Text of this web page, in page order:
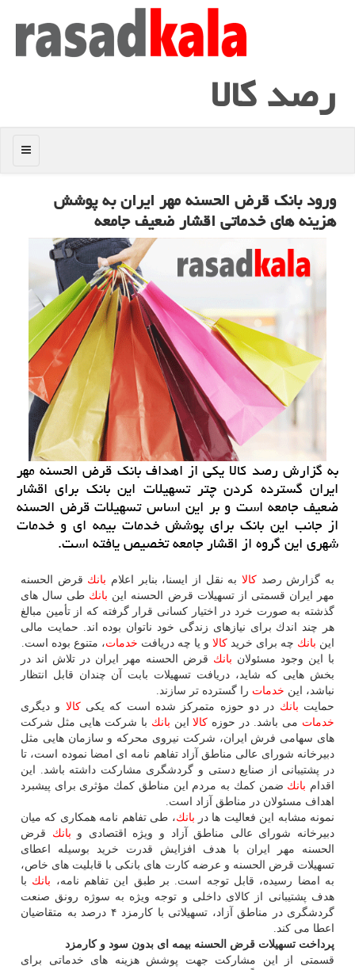
رصد كالا
منو
ورود بانك قرض الحسنه مهر ایران به پوشش
هزینه های خدماتی اقشار ضعیف جامعه
به گزارش رصد كالا یكی از اهداف بانك قرض الحسنه مهر
ایران گسترده كردن چتر تسهیلات این بانك برای اقشار
ضعیف جامعه است و بر این اساس تسهیلات قرض الحسنه
از جانب این بانك برای پوشش خدمات بیمه ای و خدمات
شهری این گروه از اقشار جامعه تخصیص یافته است.
به گزارش رصد كالابه نقل از ایسنا، بنابر اعلام بانك قرض الحسنه
مهر ایران قسمتی از تسهیلات قرض الحسنه این بانك طی سال های
گذشته به صورت خرد در اختیار كسانی قرار گرفته كه از تأمین مبالغ
هر چند اندك برای نیازهای زندگی خود ناتوان بوده اند. حمایت مالی
این بانك چه برای خرید كالا و یا چه دریافت خدمات، متنوع بوده است.
با این وجود مسئولان بانك قرض الحسنه مهر ایران در تلاش اند در
بخش هایی كه شاید، دریافت تسهیلات بابت آن چندان قابل انتظار
نباشد، این خدمات را گسترده تر سازند.
حمایت بانك در دو حوزه متمركز شده است كه یكیكالا و دیگری
خدمات می باشد. در حوزه كالااین بانك با شركت هایی مثل شركت
های سهامی فرش ایران، شركت نیروی محركه و سازمان هایی مثل
دبیرخانه شورای عالی مناطق آزاد تفاهم نامه ای امضا نموده است، تا
در پشتیبانی از صنایع دستی و گردشگری مشاركت داشته باشد. این
اقدام بانك ضمن كمك به مردم این مناطق كمك مؤثری برای پیشبرد
اهداف مسئولان در مناطق آزاد است.
نمونه مشابه این فعالیت ها در بانك، طی تفاهم نامه همكاری كه میان
دبیرخانه شورای عالی مناطق آزاد و ویژه اقتصادی و بانك قرض
الحسنه مهر ایران با هدف افزایش قدرت خرید بوسیله اعطای
تسهیلات قرض الحسنه و عرضه كارت های بانكی با قابلیت های خاص،
به امضا رسیده، قابل توجه است. بر طبق این تفاهم نامه، بانك با
هدف پشتیبانی از كالای داخلی و توجه ویژه به سوژه رونق صنعت
گردشگری در مناطق آزاد، تسهیلاتی با كارمزد ۴ درصد به متقاضیان
اعطا می كند.
پرداخت تسهیلات قرض الحسنه بیمه ای بدون سود و كارمزد
قسمتی از این مشاركت جهت پوشش هزینه های خدماتی برای